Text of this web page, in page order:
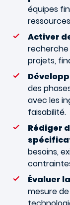
équipes
Activer
recherche
projets,
des
avec les
faisabilité.
Rédiger
besoins,
Évaluer
mesure